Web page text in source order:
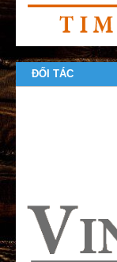
ĐỐI TÁC